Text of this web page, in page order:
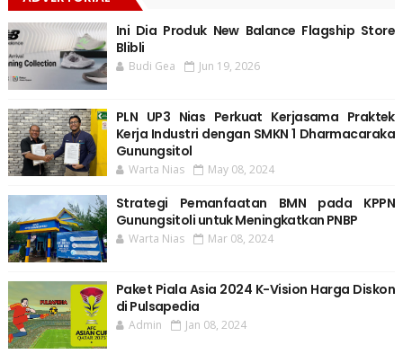
Ini Dia Produk New Balance Flagship Store
Blibli
Budi Gea Jun 19, 2026
PLN UP3 Nias Perkuat Kerjasama Praktek
Kerja Industri dengan SMKN 1 Dharmacaraka
Gunungsitol
Warta Nias May 08, 2024
Strategi Pemanfaatan BMN pada KPPN
Gunungsitoli untuk Meningkatkan PNBP
Warta Nias Mar 08, 2024
Paket Piala Asia 2024 K-Vision Harga Diskon
di Pulsapedia
Admin Jan 08, 2024